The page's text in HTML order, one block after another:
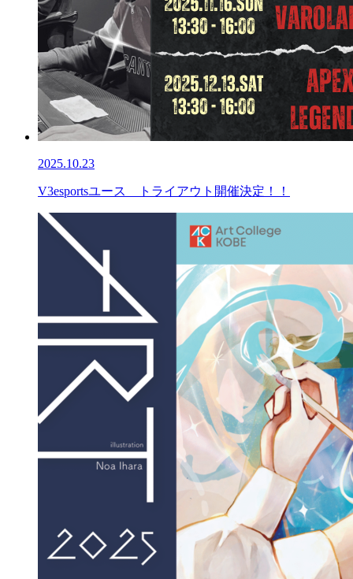
2025.10.23
V3esportsユース トライアウト開催決定！！